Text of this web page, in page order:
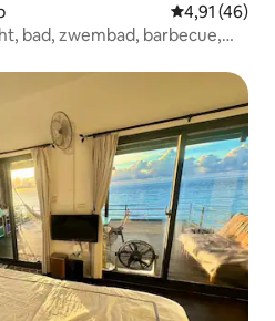
Gemiddelde
4,91 (46)
bad, zwembad, barbecue,
huisdieren toegestaan